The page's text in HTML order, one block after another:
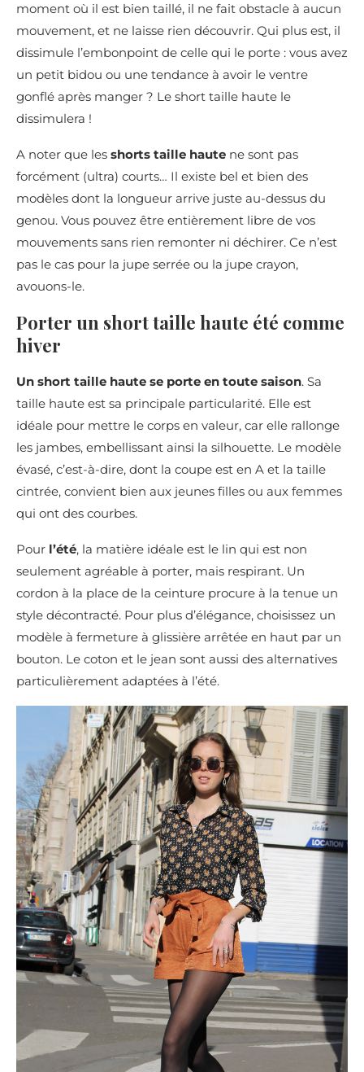
moment où il est bien taillé, il ne fait obstacle à aucun
mouvement, et ne laisse rien découvrir. Qui plus est, il
dissimule l’embonpoint de celle qui le porte : vous avez
un petit bidou ou une tendance à avoir le ventre
gonflé après manger ? Le short taille haute le
dissimulera !
A noter que les shorts taille haute ne sont pas
forcément (ultra) courts… Il existe bel et bien des
modèles dont la longueur arrive juste au-dessus du
genou. Vous pouvez être entièrement libre de vos
mouvements sans rien remonter ni déchirer. Ce n’est
pas le cas pour la jupe serrée ou la jupe crayon,
avouons-le.
Porter un short taille haute été comme
hiver
Un short taille haute se porte en toute saison. Sa
taille haute est sa principale particularité. Elle est
idéale pour mettre le corps en valeur, car elle rallonge
les jambes, embellissant ainsi la silhouette. Le modèle
évasé, c’est-à-dire, dont la coupe est en A et la taille
cintrée, convient bien aux jeunes filles ou aux femmes
qui ont des courbes.
Pour l’été, la matière idéale est le lin qui est non
seulement agréable à porter, mais respirant. Un
cordon à la place de la ceinture procure à la tenue un
style décontracté. Pour plus d’élégance, choisissez un
modèle à fermeture à glissière arrêtée en haut par un
bouton. Le coton et le jean sont aussi des alternatives
particulièrement adaptées à l’été.